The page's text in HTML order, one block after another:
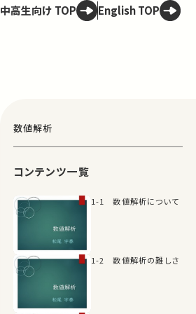
中高生向け TOP English TOP
数値解析
コンテンツ一覧
1-1 数値解析について
1-2 数値解析の難しさ